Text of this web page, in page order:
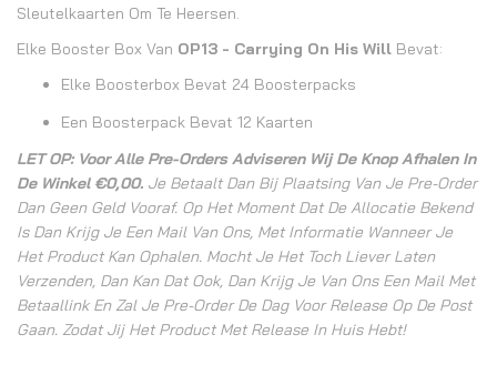
Sleutelkaarten Om Te Heersen.
Elke Booster Box Van OP13 - Carrying On His Will Bevat:
Elke Boosterbox Bevat 24 Boosterpacks
Een Boosterpack Bevat 12 Kaarten
LET OP: Voor Alle Pre-Orders Adviseren Wij De Knop Afhalen In
De Winkel €0,00. Je Betaalt Dan Bij Plaatsing Van Je Pre-Order
Dan Geen Geld Vooraf. Op Het Moment Dat De Allocatie Bekend
Is Dan Krijg Je Een Mail Van Ons, Met Informatie Wanneer Je
Het Product Kan Ophalen. Mocht Je Het Toch Liever Laten
Verzenden, Dan Kan Dat Ook, Dan Krijg Je Van Ons Een Mail Met
Betaallink En Zal Je Pre-Order De Dag Voor Release Op De Post
Gaan. Zodat Jij Het Product Met Release In Huis Hebt!